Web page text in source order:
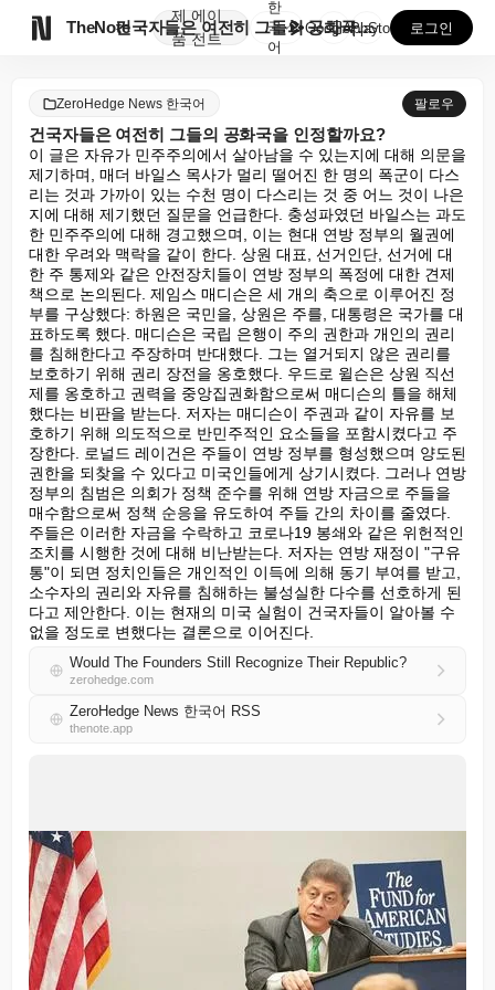
TheNote
제
품
에이
전트
건국자들은 여전히 그들의 공화국을 인정할까요?
한
국
어
GooglePlay
AppStore 로그인
ZeroHedge News 한국어 팔로우
건국자들은 여전히 그들의 공화국을 인정할까요?
이 글은 자유가 민주주의에서 살아남을 수 있는지에 대해 의문을
제기하며, 매더 바일스 목사가 멀리 떨어진 한 명의 폭군이 다스
리는 것과 가까이 있는 수천 명이 다스리는 것 중 어느 것이 나은
지에 대해 제기했던 질문을 언급한다. 충성파였던 바일스는 과도
한 민주주의에 대해 경고했으며, 이는 현대 연방 정부의 월권에
대한 우려와 맥락을 같이 한다. 상원 대표, 선거인단, 선거에 대
한 주 통제와 같은 안전장치들이 연방 정부의 폭정에 대한 견제
책으로 논의된다. 제임스 매디슨은 세 개의 축으로 이루어진 정
부를 구상했다: 하원은 국민을, 상원은 주를, 대통령은 국가를 대
표하도록 했다. 매디슨은 국립 은행이 주의 권한과 개인의 권리
를 침해한다고 주장하며 반대했다. 그는 열거되지 않은 권리를
보호하기 위해 권리 장전을 옹호했다. 우드로 윌슨은 상원 직선
제를 옹호하고 권력을 중앙집권화함으로써 매디슨의 틀을 해체
했다는 비판을 받는다. 저자는 매디슨이 주권과 같이 자유를 보
호하기 위해 의도적으로 반민주적인 요소들을 포함시켰다고 주
장한다. 로널드 레이건은 주들이 연방 정부를 형성했으며 양도된
권한을 되찾을 수 있다고 미국인들에게 상기시켰다. 그러나 연방
정부의 침범은 의회가 정책 준수를 위해 연방 자금으로 주들을
매수함으로써 정책 순응을 유도하여 주들 간의 차이를 줄였다.
주들은 이러한 자금을 수락하고 코로나19 봉쇄와 같은 위헌적인
조치를 시행한 것에 대해 비난받는다. 저자는 연방 재정이 "구유
통"이 되면 정치인들은 개인적인 이득에 의해 동기 부여를 받고,
소수자의 권리와 자유를 침해하는 불성실한 다수를 선호하게 된
다고 제안한다. 이는 현재의 미국 실험이 건국자들이 알아볼 수
없을 정도로 변했다는 결론으로 이어진다.
Would The Founders Still Recognize Their Republic?
zerohedge.com
ZeroHedge News 한국어 RSS
thenote.app